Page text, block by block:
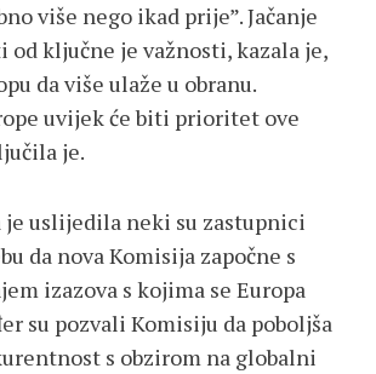
više nego ikad prije”. Jačanje
od ključne je važnosti, kazala je,
da više ulaže u obranu.
uvijek će biti prioritet ove
je.
je uslijedila neki su zastupnici
da nova Komisija započne s
izazova s kojima se Europa
su pozvali Komisiju da poboljša
s obzirom na globalni